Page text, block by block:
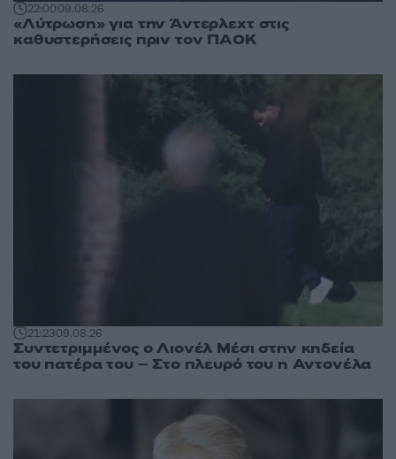
22:0009.08.26
«Λύτρωση» για την Άντερλεχτ στις
καθυστερήσεις πριν τον ΠΑΟΚ
21:2309.08.26
Συντετριμμένος ο Λιονέλ Μέσι στην κηδεία
του πατέρα του – Στο πλευρό του η Αντονέλα